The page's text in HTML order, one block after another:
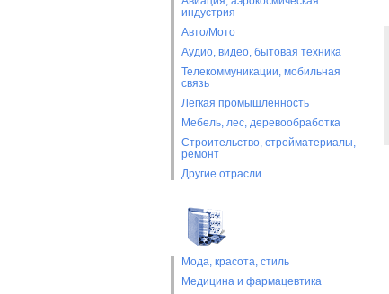
индустрия
Авто/Мото
Аудио, видео, бытовая техника
Телекоммуникации, мобильная
связь
Легкая промышленность
Мебель, лес, деревообработка
Строительство, стройматериалы,
ремонт
Другие отрасли
Мода, красота, стиль
Медицина и фармацевтика